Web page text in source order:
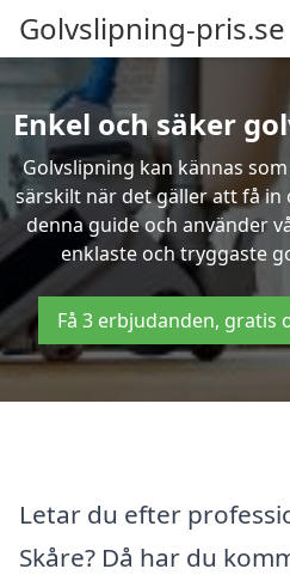
Golvslipning-pris.se
Enkel och säker
Golvslipning kan kännas
särskilt när det gäller att få
denna guide och använder
enklaste och tryggaste
Få 3 erbjudanden,
Letar du efter
Skåre? Då har du